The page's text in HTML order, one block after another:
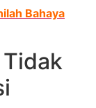
Bahaya